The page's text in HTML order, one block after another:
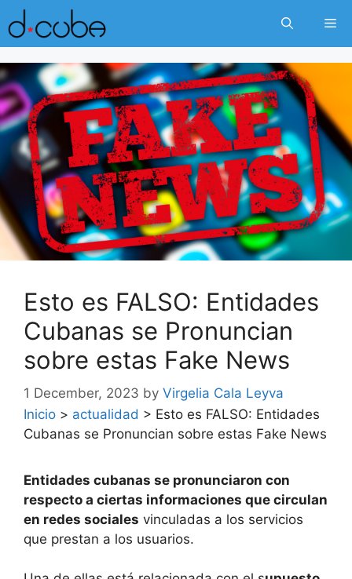
Skip
to
content
Esto es FALSO: Entidades
Cubanas se Pronuncian
sobre estas Fake News
1 December, 2023 by Virgelia Cala Leyva
Inicio > actualidad > Esto es FALSO: Entidades
Cubanas se Pronuncian sobre estas Fake News
Entidades cubanas se pronunciaron con
respecto a ciertas informaciones que circulan
en redes sociales vinculadas a los servicios
que prestan a los usuarios.